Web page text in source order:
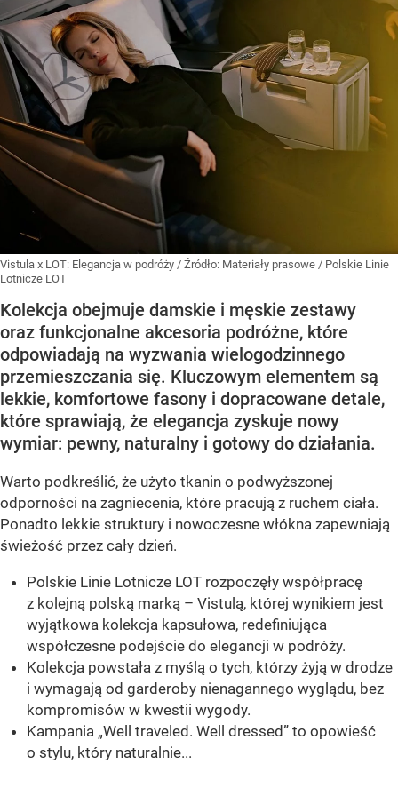
Vistula x LOT: Elegancja w podróży / Źródło: Materiały prasowe / Polskie Linie
Lotnicze LOT
Kolekcja obejmuje damskie i męskie zestawy
oraz funkcjonalne akcesoria podróżne, które
odpowiadają na wyzwania wielogodzinnego
przemieszczania się. Kluczowym elementem są
lekkie, komfortowe fasony i dopracowane detale,
które sprawiają, że elegancja zyskuje nowy
wymiar: pewny, naturalny i gotowy do działania.
Warto podkreślić, że użyto tkanin o podwyższonej
odporności na zagniecenia, które pracują z ruchem ciała.
Ponadto lekkie struktury i nowoczesne włókna zapewniają
świeżość przez cały dzień.
Polskie Linie Lotnicze LOT rozpoczęły współpracę
z kolejną polską marką – Vistulą, której wynikiem jest
wyjątkowa kolekcja kapsułowa, redefiniująca
współczesne podejście do elegancji w podróży.
Kolekcja powstała z myślą o tych, którzy żyją w drodze
i wymagają od garderoby nienagannego wyglądu, bez
kompromisów w kwestii wygody.
Kampania „Well traveled. Well dressed” to opowieść
o stylu, który naturalnie...